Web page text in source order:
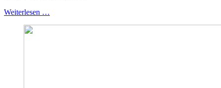
Weiterlesen …